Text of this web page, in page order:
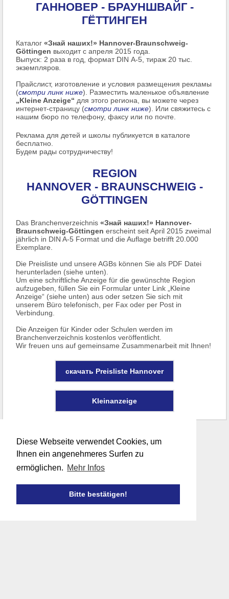
Diese Webseite verwendet Cookies, um
Ihnen ein angenehmeres Surfen zu
ermöglichen. Mehr Infos
Bitte bestätigen!
ГАННОВЕР - БРАУНШВАЙГ -
ГЁТТИНГЕН
Каталог«Знай наших!» Hannover-Braunschweig-
Göttingen выходит с апреля 2015 года.
Выпуск: 2 раза в год, формат DIN А-5, тираж 20 тыс.
экземпляров.
Прайслист, изготовление и условия размещения рекламы
(смотри линк ниже). Разместить маленькое объявление
„Kleine Anzeige“ для этого региона, вы можете через
интернет-страницу (смотри линк ниже). Или свяжитесь с
нашим бюро по телефону, факсу или по почте.
Реклама для детей и школы публикуется в каталоге
бесплатно.
Будем рады сотрудничеству!
REGION
HANNOVER - BRAUNSCHWEIG -
GÖTTINGEN
Das Branchenverzeichnis«Знай наших!» Hannover-
Braunschweig-Göttingen erscheint seit April 2015 zweimal
jährlich in DIN A-5 Format und die Auflage betrifft 20.000
Exemplare.
Die Preisliste und unsere AGBs können Sie als PDF Datei
herunterladen (siehe unten).
Um eine schriftliche Anzeige für die gewünschte Region
aufzugeben, füllen Sie ein Formular unter Link „Kleine
Anzeige“ (siehe unten) aus oder setzen Sie sich mit
unserem Büro telefonisch, per Fax oder per Post in
Verbindung.
Die Anzeigen für Kinder oder Schulen werden im
Branchenverzeichnis kostenlos veröffentlicht.
Wir freuen uns auf gemeinsame Zusammenarbeit mit Ihnen!
скачать Preisliste Hannover
Kleinanzeige